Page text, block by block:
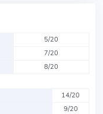
5/20
7/20
8/20
14/20
9/20